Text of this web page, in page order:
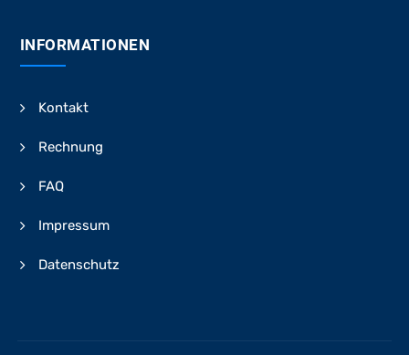
INFORMATIONEN
Kontakt
Rechnung
FAQ
Impressum
Datenschutz